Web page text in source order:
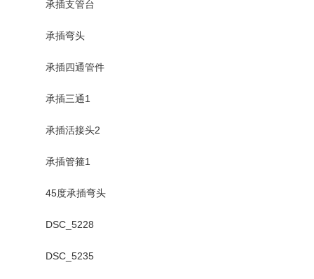
承插支管台
承插弯头
承插四通管件
承插三通1
承插活接头2
承插管箍1
45度承插弯头
DSC_5228
DSC_5235